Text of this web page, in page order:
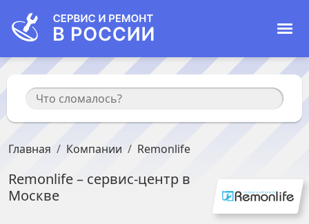
Главная Компании Remonlife
Remonlife– сервис-центр в
Москве